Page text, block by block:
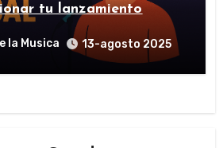
tu lanzamiento
la Musica 13-agosto 2025